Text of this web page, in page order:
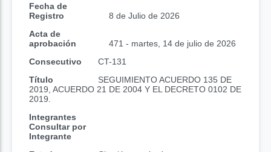
Fecha de
Registro
8 de Julio de 2026
Acta de
aprobación
471 - martes, 14 de julio de 2026
Consecutivo
CT-131
Título
SEGUIMIENTO ACUERDO 135 DE
2019, ACUERDO 21 DE 2004 Y EL DECRETO 0102 DE
2019.
Integrantes
Consultar por
Integrante